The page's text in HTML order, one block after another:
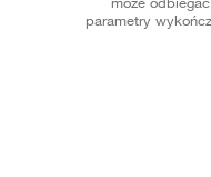
parametry